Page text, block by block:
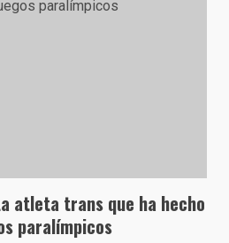
atleta trans que ha hecho
paralímpicos